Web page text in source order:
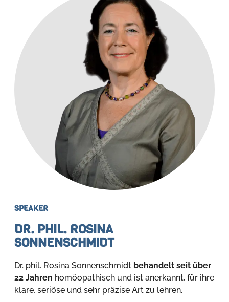
SPEAKER
DR. PHIL. ROSINA
SONNENSCHMIDT
Dr. phil. Rosina Sonnenschmidt behandelt seit über
22 Jahren homöopathisch und ist anerkannt, für ihre
klare, seriöse und sehr präzise Art zu lehren.